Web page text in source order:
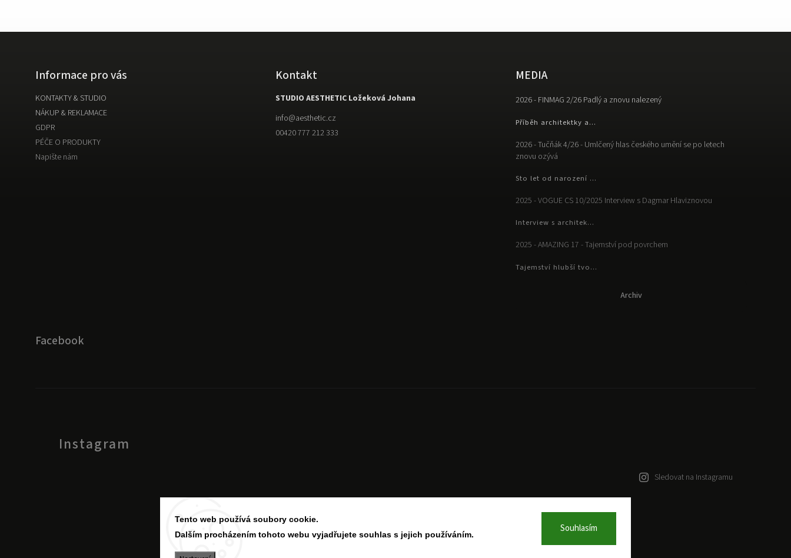
Tento web používá soubory cookie.
Dalším procházením tohoto webu vyjadřujete souhlas s jejich používáním.
Souhlasím
Informace pro vás
KONTAKTY & STUDIO
NÁKUP & REKLAMACE
GDPR
PÉČE O PRODUKTY
Napište nám
Kontakt
STUDIO AESTHETIC Ložeková Johana
info@aesthetic.cz
00420 777 212 333
MEDIA
2026 - FINMAG 2/26 Padlý a znovu nalezený
Příběh architektky a...
2026 - Tučňák 4/26 - Umlčený hlas českého umění se po letech
znovu ozývá
Sto let od narození ...
2025 - VOGUE CS 10/2025 Interview s Dagmar Hlaviznovou
Interview s architek...
2025 - AMAZING 17 - Tajemství pod povrchem
Tajemství hlubší tvo...
Archiv
Facebook
Instagram
Sledovat na Instagramu
Copyright 2026
Upravit nastavení cookies